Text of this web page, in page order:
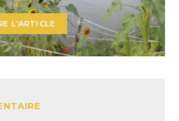
L'ARTICLE